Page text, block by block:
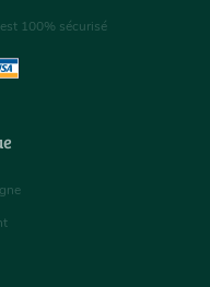
100% sécurisé